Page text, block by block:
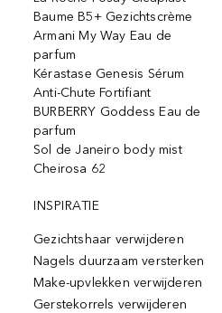
Baume B5+ Gezichtscrème
Armani My Way Eau de
parfum
Kérastase Genesis Sérum
Anti-Chute Fortifiant
BURBERRY Goddess Eau de
parfum
Sol de Janeiro body mist
Cheirosa 62
INSPIRATIE
Gezichtshaar verwijderen
Nagels duurzaam versterken
Make-upvlekken verwijderen
Gerstekorrels verwijderen